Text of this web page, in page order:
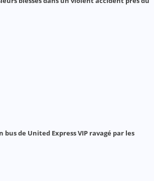
bus de United Express VIP ravagé par les